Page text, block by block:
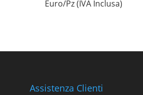
Euro/Pz (IVA Inclusa)
Assistenza Clienti